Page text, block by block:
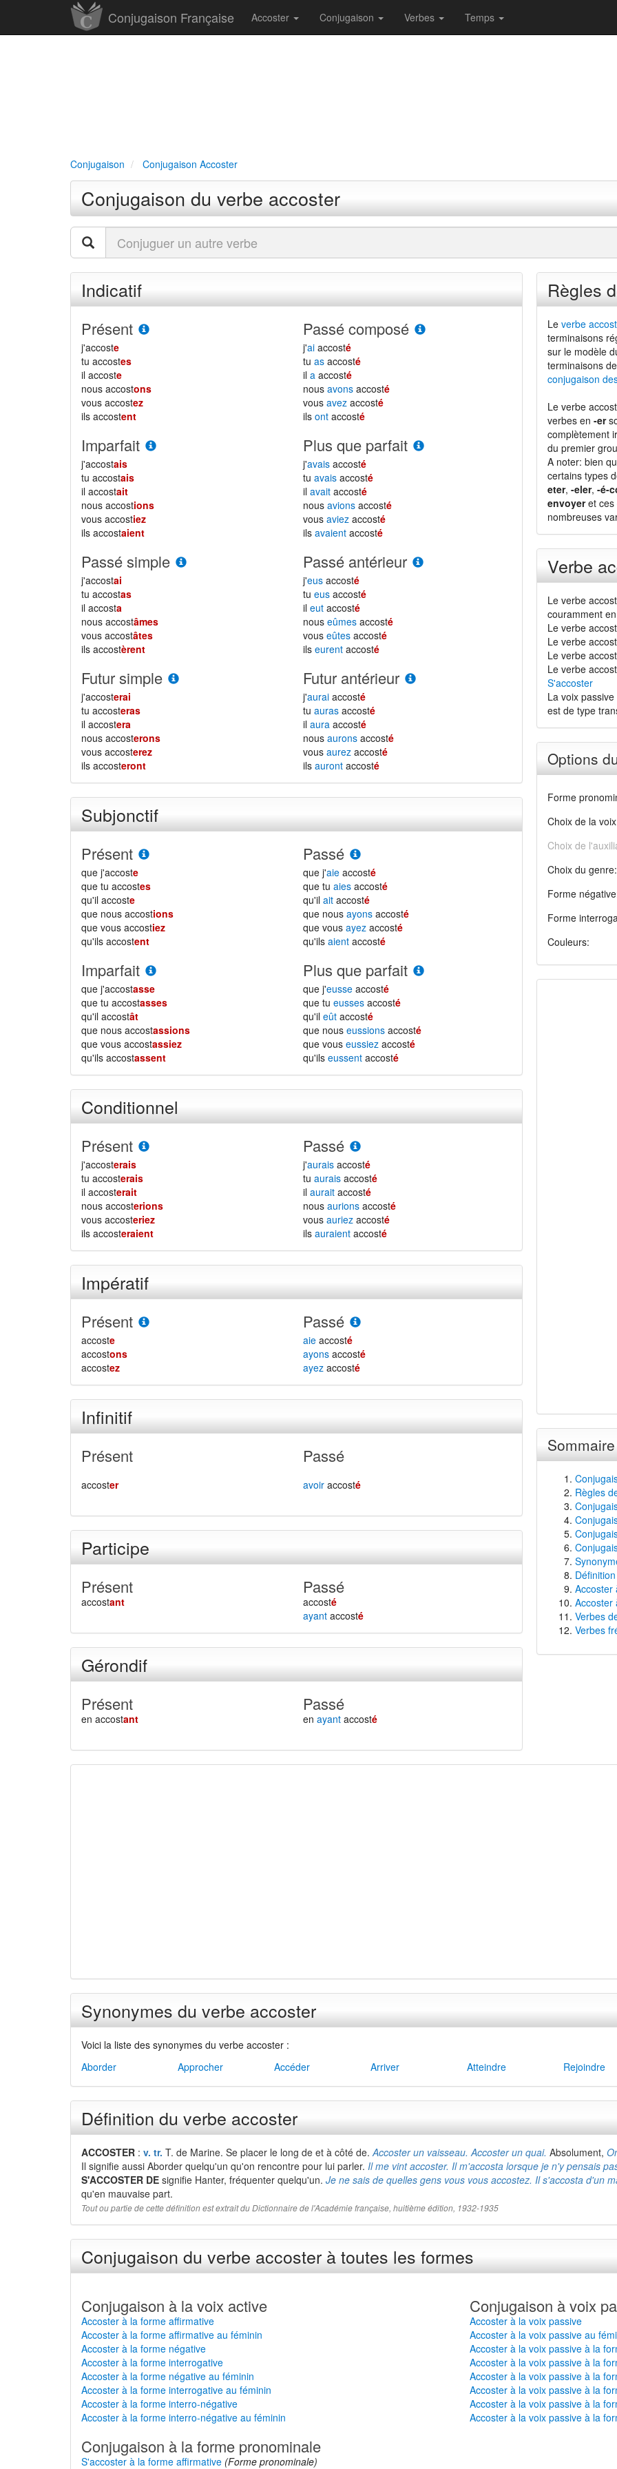
Conjugaison Française Accoster Conjugaison Verbes Temps
Conjugaison Conjugaison Accoster
Conjugaison du verbe accoster
Indicatif
Présent
j'accoste
tu accostes
il accoste
nous accostons
vous accostez
ils accostent
Passé composé
j'ai accosté
tuas accosté
ila accosté
nousavons accosté
vousavez accosté
ilsont accosté
Imparfait
j'accostais
tu accostais
il accostait
nous accostions
vous accostiez
ils accostaient
Plus que parfait
j'avais accosté
tuavais accosté
ilavait accosté
nousavions accosté
vousaviez accosté
ilsavaient accosté
Passé simple
j'accostai
tu accostas
il accosta
nous accostâmes
vous accostâtes
ils accostèrent
Passé antérieur
j'eus accosté
tueus accosté
ileut accosté
nouseûmes accosté
vouseûtes accosté
ilseurent accosté
Futur simple
j'accosterai
tu accosteras
il accostera
nous accosterons
vous accosterez
ils accosteront
Futur antérieur
j'aurai accosté
tuauras accosté
ilaura accosté
nousaurons accosté
vousaurez accosté
ilsauront accosté
Subjonctif
Présent
que j'accoste
que tu accostes
qu'il accoste
que nous accostions
que vous accostiez
qu'ils accostent
Passé
que j'aie accosté
que tuaies accosté
qu'ilait accosté
que nousayons accosté
que vousayez accosté
qu'ilsaient accosté
Imparfait
que j'accostasse
que tu accostasses
qu'il accostât
que nous accostassions
que vous accostassiez
qu'ils accostassent
Plus que parfait
que j'eusse accosté
que tueusses accosté
qu'ileût accosté
que nouseussions accosté
que vouseussiez accosté
qu'ilseussent accosté
Conditionnel
Présent
j'accosterais
tu accosterais
il accosterait
nous accosterions
vous accosteriez
ils accosteraient
Passé
j'aurais accosté
tuaurais accosté
ilaurait accosté
nousaurions accosté
vousauriez accosté
ilsauraient accosté
Impératif
Présent
accoste
accostons
accostez
Passé
aie accosté
ayons accosté
ayez accosté
Infinitif
Présent
accoster
Passé
avoir accosté
Participe
Présent
accostant
Passé
accosté
ayant accosté
Gérondif
Présent
en accostant
Passé
enayant accosté
Règles
Le verbe
terminaisons
sur le modèle
terminaisons
conjugaison
Le verbe
verbes en -er
complètement
du premier
A noter: bien
certains types
eter, -eler, -é-
envoyeret ces
nombreuses
Verbe
Le verbe
couramment
Le verbe
Le verbe
Le verbe
Le verbe
S'accoster
La voix
est de type
Options
Forme
Choix de la
Choix de
Choix du genre:
Forme
Forme
Couleurs:
Sommaire
Règles
Accoster
Accoster
Verbes
Verbes
Synonymes du verbe accoster
Voici la liste des synonymes du verbe accoster :
Aborder
Approcher Accéder Arriver Atteindre Rejoindre
Définition du verbe accoster
ACCOSTER : v. tr. T. de Marine. Se placer le long de et à côté de.Accoster un vaisseau. Accoster un quai. Absolument,
Il signifie aussi Aborder quelqu'un qu'on rencontre pour lui parler. Il me vint accoster. Il m'accosta lorsque je n'y pensais
S'ACCOSTER DE signifie Hanter, fréquenter quelqu'un. Je ne sais de quelles gens vous vous accostez. Il s'accosta d'un
qu'en mauvaise part.
Tout ou partie de cette définition est extrait du Dictionnaire de l'Académie française, huitième édition, 1932-1935
Conjugaison du verbe accoster à toutes les formes
Conjugaison à la voix active
Accoster à la forme affirmative
Accoster à la forme affirmative au féminin
Accoster à la forme négative
Accoster à la forme interrogative
Accoster à la forme négative au féminin
Accoster à la forme interrogative au féminin
Accoster à la forme interro-négative
Accoster à la forme interro-négative au féminin
Conjugaison à voix
Accoster à la voix passive
Accoster à la voix passive au
Accoster à la voix passive à la
Accoster à la voix passive à la
Accoster à la voix passive à la
Accoster à la voix passive à la
Accoster à la voix passive à la
Accoster à la voix passive à la
Conjugaison à la forme pronominale
S'accoster à la forme affirmative (Forme pronominale)